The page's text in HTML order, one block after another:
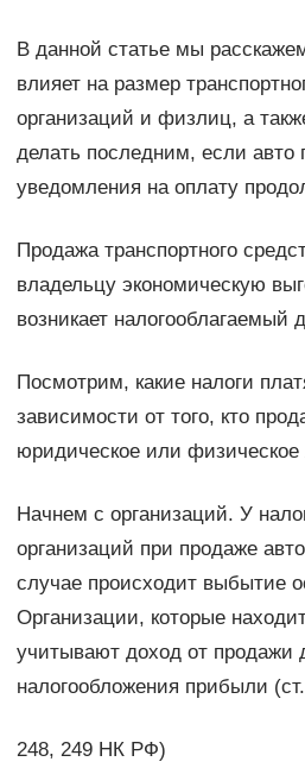
В данной статье мы
влияет на размер
организаций и физлиц, а
делать последним, если авто
уведомления на оплату
Продажа транспортного
владельцу экономическую
возникает налогооблагаемый
Посмотрим, какие налоги
зависимости от того, кто
юридическое или физическое
Начнем с организаций. У
организаций при продаже
случае происходит выбытие
Организации, которые
учитывают доход от продажи
налогообложения прибыли (ст.
248, 249 НК РФ)